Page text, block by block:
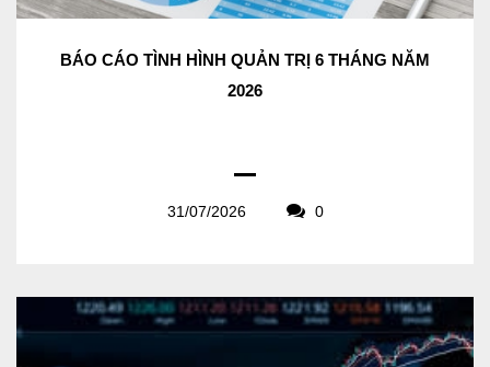
BÁO CÁO TÌNH HÌNH QUẢN TRỊ 6 THÁNG NĂM
2026
31/07/2026 0